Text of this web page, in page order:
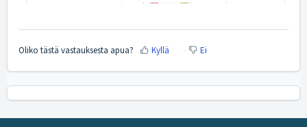
Oliko tästä vastauksesta apua? Kyllä Ei